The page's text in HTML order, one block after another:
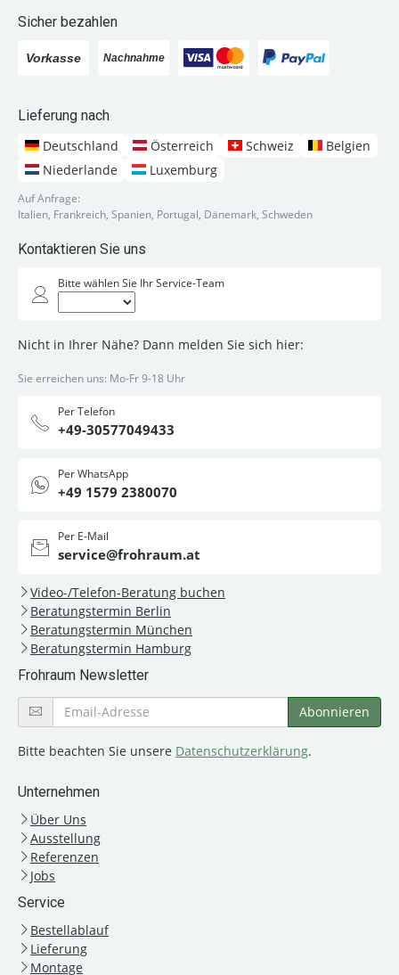
Sicher bezahlen
Lieferung nach
Deutschland
Österreich Schweiz
Belgien
Niederlande
Luxemburg
Auf Anfrage:
Italien, Frankreich, Spanien, Portugal, Dänemark, Schweden
Kontaktieren Sie uns
Bitte wählen Sie Ihr Service-Team
Nicht in Ihrer Nähe? Dann melden Sie sich hier:
Sie erreichen uns: Mo-Fr 9-18 Uhr
Per Telefon
+49-30577049433
Per WhatsApp
+49 1579 2380070
Per E-Mail
service@frohraum.at
Video-/Telefon-Beratung buchen
Beratungstermin Berlin
Beratungstermin München
Beratungstermin Hamburg
Frohraum Newsletter
Bitte beachten Sie unsere Datenschutzerklärung.
Unternehmen
Über Uns
Ausstellung
Referenzen
Jobs
Service
Bestellablauf
Lieferung
Montage